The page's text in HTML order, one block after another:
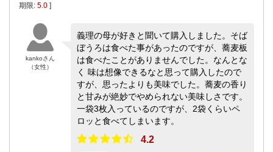
期限: 5.0 ]
kankoさん
（女性）
義理の母が好きと聞いて購入しました。そば
ぼうろは食べた事があったのですが、蕎麦板
は食べたことがありませんでした。なんとな
く 味は想像できるなと思って購入したので
すが、思ったよりも美味でした。蕎麦の香り
と甘みが絶妙でやめられない美味しさです。
一袋3枚入っているのですが、2袋くらいペ
ロッと食べてしまいます。
4.2